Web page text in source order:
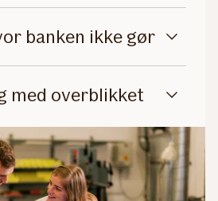
banken ikke gør
med overblikket